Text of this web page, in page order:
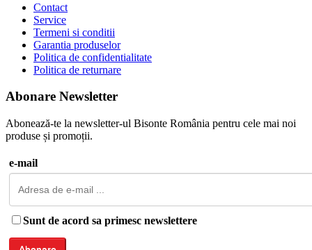
Contact
Service
Termeni si conditii
Garantia produselor
Politica de confidentialitate
Politica de returnare
Abonare Newsletter
Abonează-te la newsletter-ul Bisonte România pentru cele mai noi
produse și promoții.
e-mail
Sunt de acord sa primesc newslettere